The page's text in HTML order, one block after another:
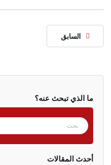
السابق
ما الذي تبحث عنه؟
أحدث المقالات